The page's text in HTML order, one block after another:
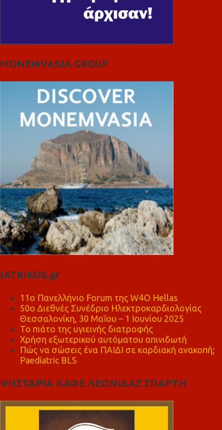
MONEMVASIA GROUP
IATRIKOS.gr
11ο Πανελλήνιο Forum της W4O Hellas
50ο Διεθνές Συνέδριο Ηλεκτροκαρδιολογίας
Θεσσαλονίκη, 30 Μαΐου – 1 Ιουνίου 2025
Το πιάτο της υγιεινής διατροφής
Χρήση εξωτερικού αυτόματου απινιδωτή
Πώς να σώσεις ένα ΠΑΙΔΙ σε καρδιακή ανακοπή;
Paediatric BLS
ΨΗΣΤΑΡΙΑ ΚΑΦΕ ΛΕΩΝΙΔΑΣ ΣΠΑΡΤΗ